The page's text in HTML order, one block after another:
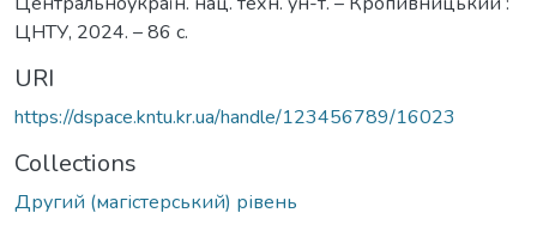
ЦНТУ, 2024. – 86 с.
URI
https://dspace.kntu.kr.ua/handle/123456789/16023
Collections
Другий (магістерський) рівень